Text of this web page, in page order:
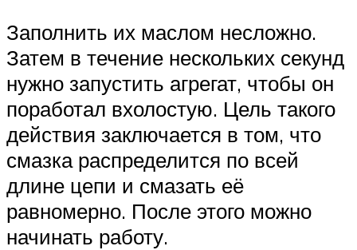
Заполнить их маслом несложно.
Затем в течение нескольких секунд
нужно запустить агрегат, чтобы он
поработал вхолостую. Цель такого
действия заключается в том, что
смазка распределится по всей
длине цепи и смазать её
равномерно. После этого можно
начинать работу.